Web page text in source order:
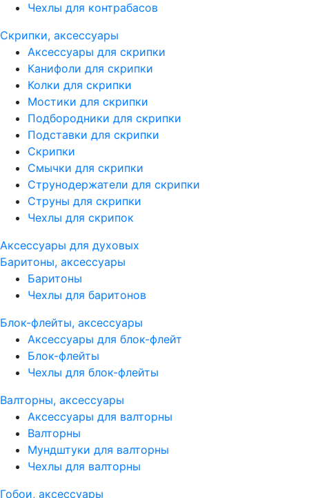
Чехлы для контрабасов
Скрипки, аксессуары
Аксессуары для скрипки
Канифоли для скрипки
Колки для скрипки
Мостики для скрипки
Подбородники для скрипки
Подставки для скрипки
Скрипки
Смычки для скрипки
Струнодержатели для скрипки
Струны для скрипки
Чехлы для скрипок
Аксессуары для духовых
Баритоны, аксессуары
Баритоны
Чехлы для баритонов
Блок-флейты, аксессуары
Аксессуары для блок-флейт
Блок-флейты
Чехлы для блок-флейты
Валторны, аксессуары
Аксессуары для валторны
Валторны
Мундштуки для валторны
Чехлы для валторны
Гобои, аксессуары